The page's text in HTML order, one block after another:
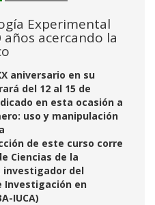
Experimental
acercando la
aniversario en su
del 12 al 15 de
en esta ocasión a
uso y manipulación
de este curso corre
Ciencias de la
investigador del
en
IUCA)